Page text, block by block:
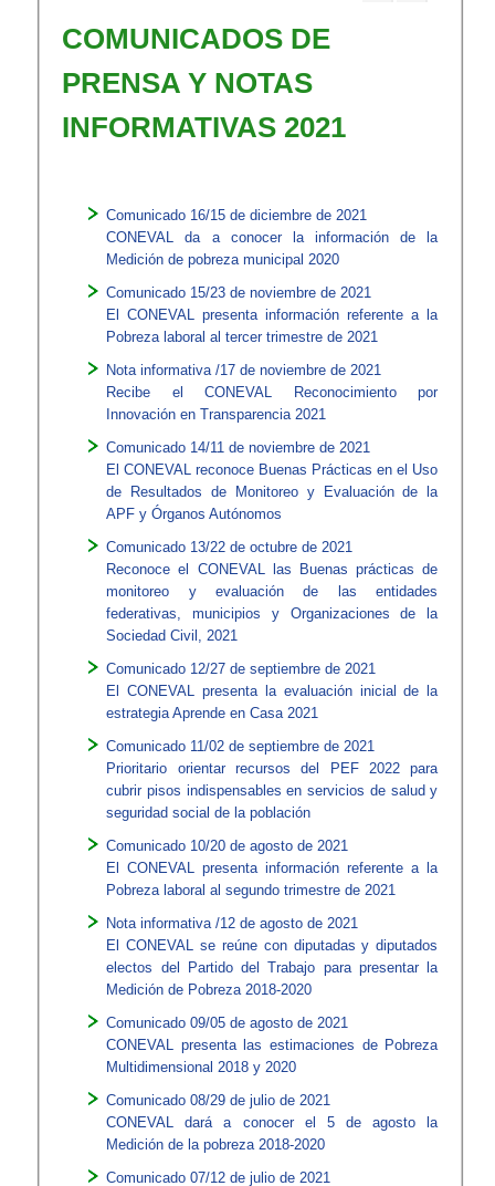
​COMUNICADOS DE
PRENSA Y NOTAS
INFORMATIVAS 2021
Comunicado 16/15 de diciembre de 2021
CONEVAL da a conocer la información de la
Medición de pobreza municipal 2020
Comunicado 15/23 de noviembre de 2021
El CONEVAL presenta información referente a la
Pobreza laboral al tercer trimestre de 2021
Nota informativa /17 de noviembre de 2021
Recibe el CONEVAL Reconocimiento por
Innovación en Transparencia 2021
Comunicado 14/11 de noviembre de 2021
El CONEVAL reconoce Buenas Prácticas en el Uso
de Resultados de Monitoreo y Evaluación de la
APF y Órganos Autónomos
Comunicado 13/22 de octubre de 2021
Reconoce el CONEVAL las Buenas prácticas de
monitoreo y evaluación de las entidades
federativas, municipios y Organizaciones de la
Sociedad Civil, 2021
Comunicado 12/27 de septiembre de 2021
El CONEVAL presenta la evaluación inicial de la
estrategia Aprende en Casa 2021
Comunicado 11/02 de septiembre de 2021
Prioritario orientar recursos del PEF 2022 para
cubrir pisos indispensables en servicios de salud y
seguridad social de la población
Comunicado 10/20 de agosto de 2021
El CONEVAL presenta información referente a la
Pobreza laboral al segundo trimestre de 2021
Nota informativa /12 de agosto de 2021
El CONEVAL se reúne con diputadas y diputados
electos del Partido del Trabajo para presentar la
Medición de Pobreza 2018-2020
Comunicado 09/05 de agosto de 2021
CONEVAL presenta las estimaciones de Pobreza
Multidimensional 2018 y 2020
Comunicado 08/29 de julio de 2021
CONEVAL dará a conocer el 5 de agosto la
Medición de la pobreza 2018-2020
Comunicado 07/12 de julio de 2021